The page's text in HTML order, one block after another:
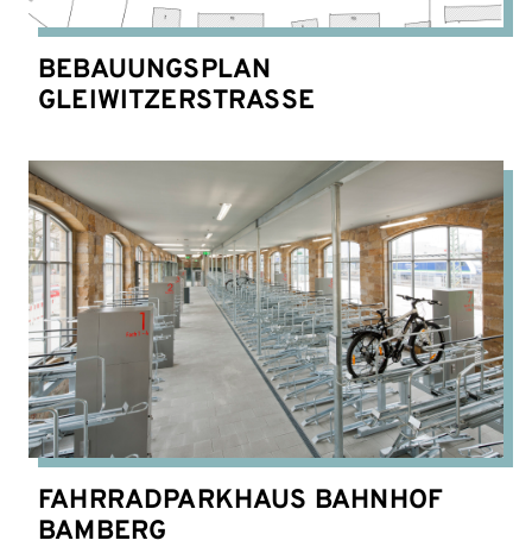
BEBAUUNGSPLAN
GLEIWITZERSTRASSE
FAHRRADPARKHAUS BAHNHOF
BAMBERG